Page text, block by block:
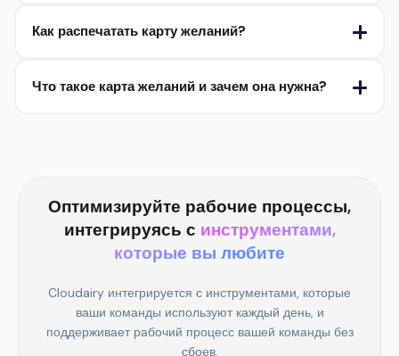
Как распечатать карту желаний?
Что такое карта желаний и зачем она нужна?